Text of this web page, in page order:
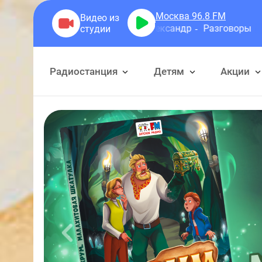
Москва 96.8 FM
Герра Александр
Разговоры
Радиостанция Детям Акции